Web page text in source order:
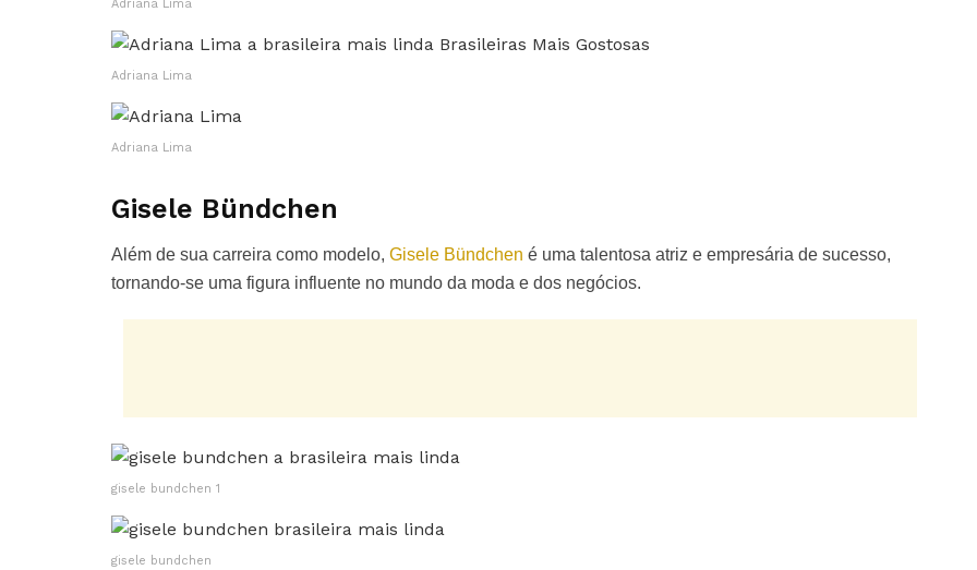
Adriana Lima
Adriana Lima
Adriana Lima
Gisele Bündchen
Além de sua carreira como modelo, Gisele Bündchen é uma talentosa atriz e empresária de sucesso,
tornando-se uma figura influente no mundo da moda e dos negócios.
gisele bundchen 1
gisele bundchen